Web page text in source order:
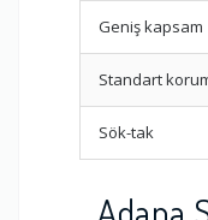
Geniş kapsam
Standart
Sök-tak
Adana